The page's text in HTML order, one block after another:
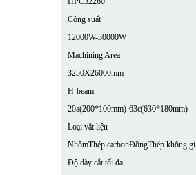
Công suất
12000W-30000W
Machining Area
3250X26000mm
H-beam
20a(200*100mm)-63c(630*180mm)
Loại vật liệu
NhômThép carbonĐồngThép không gỉ
Độ dày cắt tối đa